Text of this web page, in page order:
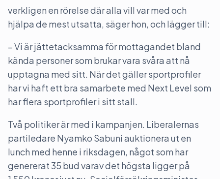
verkligen en rörelse där alla vill var med och
hjälpa de mest utsatta, säger hon, och lägger till:
– Vi är jättetacksamma för mottagandet bland
kända personer som brukar vara svåra att nå
upptagna med sitt. När det gäller sportprofiler
har vi haft ett bra samarbete med Next Level som
har flera sportprofiler i sitt stall.
Två politiker är med i kampanjen. Liberalernas
partiledare Nyamko Sabuni auktionera ut en
lunch med henne i riksdagen, något som har
genererat 35 bud varav det högsta ligger på